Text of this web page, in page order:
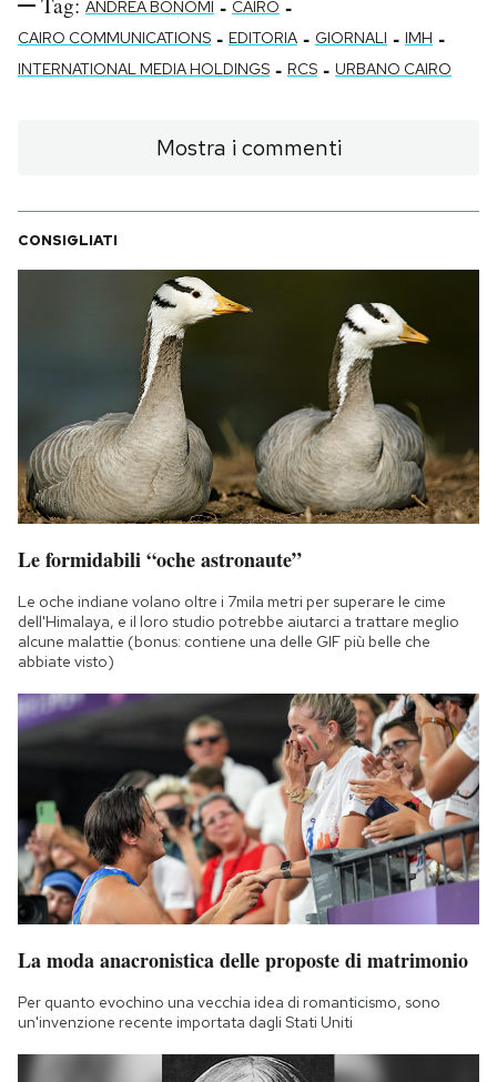
ANDREA BONOMI - CAIRO -
CAIRO COMMUNICATIONS - EDITORIA - GIORNALI - IMH -
INTERNATIONAL MEDIA HOLDINGS - RCS - URBANO CAIRO
Mostra i commenti
CONSIGLIATI
Le formidabili “oche astronaute”
Le oche indiane volano oltre i 7mila metri per superare le cime
dell'Himalaya, e il loro studio potrebbe aiutarci a trattare meglio
alcune malattie (bonus: contiene una delle GIF più belle che
abbiate visto)
La moda anacronistica delle proposte di matrimonio
Per quanto evochino una vecchia idea di romanticismo, sono
un'invenzione recente importata dagli Stati Uniti